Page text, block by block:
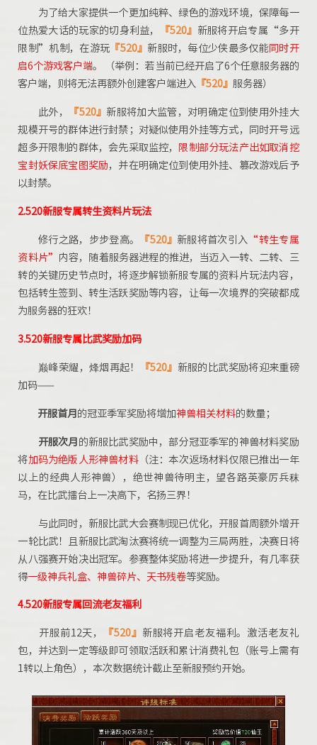
为了给大家提供一个更加纯粹、绿色的游戏环境，保障每一
位热爱大话的玩家的切身利益，
『520』 新服将开启专属“多开
限制”机制，在游玩 『520』 新服时，每位少侠最多仅能同时开
启6个游戏客户端。 （举例：若当前已经开启了6个任意服务器的
客户端，则将无法再额外创建客户端进入 『520』服务器）
此外，
『520』 新服将加大监管，对明确定位到使用外挂大
规模开号的群体进行封禁；对疑似使用外挂等方式，同时开号远
超多开限制的群体，会先采取监控， 限制部分玩法产出如取消挖
宝封妖保底宝图奖励，并在明确定位到使用外挂、篡改游戏后予
以封禁。
2.520新服专属转生资料片玩法
修行之路，步步登高。
『520』 新服将首次引入 “转生专属
资料片” 内容，随着服务器进程的推进，当迈入一转、二转、三
转的关键历史节点时，将逐步解锁新服专属的资料片玩法内容，
包括转生签到、转生活跃奖励等内容，让每一次境界的突破都成
为服务器的狂欢！
3.520新服专属比武奖励加码
巅峰荣耀，烽烟再起！
『520』 新服的比武奖励将迎来重磅
加码——
开服首月的冠亚季军奖励将增加神兽相关材料的数量；
开服次月的新服比武奖励中，部分冠亚季军的神兽材料奖励
将加码为绝版人形神兽材料（注：本次返场材料仅限已推出一年
以上的经典人形神兽），绝世神兽待明主，望各路英豪厉兵秣
马，在比武擂台上一决高下，名扬三界！
与此同时，新服比武大会赛制现已优化，开服首周额外增开
一轮比武！且新服比武淘汰赛将统一调整为三局两胜，决赛日将
从八强赛开始决出冠军。参赛整体奖励将进一步提升，有几率获
得一级神兵礼盒、神兽碎片、天书残卷等奖励。
4.520新服专属回流老友福利
开服前12天，
『520』 新服将开启老友福利。激活老友礼
包，并达到一定等级即可领取活跃和累计消费礼包（账号上需有
1转以上角色），本次数据统计截止至新服预约开始。